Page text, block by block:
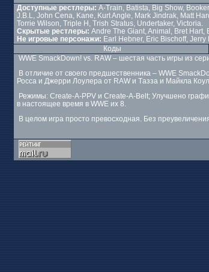
Доступные рестлеры: A-Train, Batista, Big Show,
J.B.L, John Cena, Kane, Kurt Angle, Mark Jindrak, Matt
Torrie Wilson, Triple H, Trish Stratus, Undertaker, Victoria.
Скрытые рестлеры: Andre The Giant, Animal, Bret
Не игровые персонажи: Earl Hebner, Eric Bischoff,
Коды
WWE SmackDown! vs. RAW – шестая часть игры из
В отличие от своего предшественника – WWE
Росса и Джерри Лоулера от RAW и Тaзза и Майкла
Режимы: Create-A-PPV и Create-A-Belt; Улучшено
в настоящее время в WWE их 8.
В целом игра просто превосходная. Без